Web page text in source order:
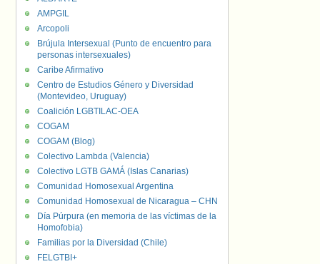
AMPGIL
Arcopoli
Brújula Intersexual (Punto de encuentro para
personas intersexuales)
Caribe Afirmativo
Centro de Estudios Género y Diversidad
(Montevideo, Uruguay)
Coalición LGBTILAC-OEA
COGAM
COGAM (Blog)
Colectivo Lambda (Valencia)
Colectivo LGTB GAMÁ (Islas Canarias)
Comunidad Homosexual Argentina
Comunidad Homosexual de Nicaragua – CHN
Día Púrpura (en memoria de las víctimas de la
Homofobia)
Familias por la Diversidad (Chile)
FELGTBI+